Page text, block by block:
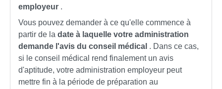
employeur .
Vous pouvez demander à ce qu'elle commence à
partir de la date à laquelle votre administration
demande l'avis du conseil médical . Dans ce cas,
si le conseil médical rend finalement un avis
d'aptitude, votre administration employeur peut
mettre fin à la période de préparation au